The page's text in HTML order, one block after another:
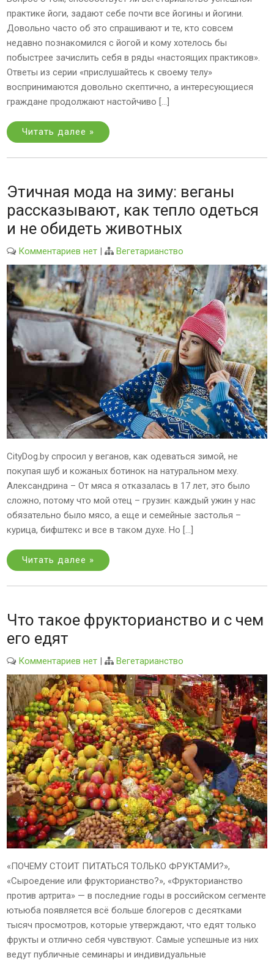
практике йоги, задают себе почти все йогины и йогини.
Довольно часто об это спрашивают и те, кто совсем
недавно познакомился с йогой и кому хотелось бы
побыстрее зачислить себя в ряды «настоящих практиков».
Ответы из серии «прислушайтесь к своему телу»
воспринимаются довольно скептично, а интересующиеся
граждане продолжают настойчиво […]
Читать далее »
Этичная мода на зиму: веганы
рассказывают, как тепло одеться
и не обидеть животных
Комментариев нет | Вегетарианство
CityDog.by спросил у веганов, как одеваться зимой, не
покупая шуб и кожаных ботинок на натуральном меху.
Александрина – От мяса я отказалась в 17 лет, это было
сложно, потому что мой отец – грузин: каждый ужин у нас
обязательно было мясо, а еще и семейные застолья –
курица, бифштекс и все в таком духе. Но […]
Читать далее »
Что такое фрукторианство и с чем
его едят
Комментариев нет | Вегетарианство
«ПОЧЕМУ СТОИТ ПИТАТЬСЯ ТОЛЬКО ФРУКТАМИ?»,
«Сыроедение или фрукторианство?», «Фрукторианство
против артрита» — в последние годы в российском сегменте
ютьюба появляется всё больше блогеров с десятками
тысяч просмотров, которые утверждают, что едят только
фрукты и отлично себя чувствуют. Самые успешные из них
ведут публичные семинары и индивидуальные